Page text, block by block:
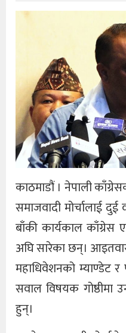
काठमाडौं । नेपाली
समाजवादी मोर्चालाई
बाँकी कार्यकाल काँग्रेस
अघि सारेका छन्।
महाधिवेशनको म्याण्डेट र
सवाल विषयक गोष्ठीमा
हुन्।